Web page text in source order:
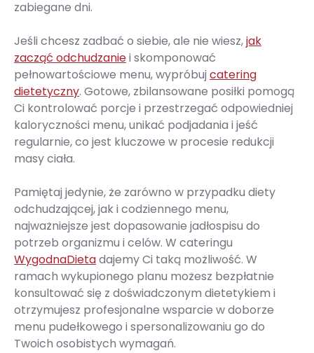
zabiegane dni.
Jeśli chcesz zadbać o siebie, ale nie wiesz,jak
zacząć odchudzaniei skomponować
pełnowartościowe menu, wypróbuj catering
dietetyczny. Gotowe, zbilansowane posiłki pomogą
Ci kontrolować porcje i przestrzegać odpowiedniej
kaloryczności menu, unikać podjadania i jeść
regularnie, co jest kluczowe w procesie redukcji
masy ciała.
Pamiętaj jedynie, że zarówno w przypadku diety
odchudzającej, jak i codziennego menu,
najważniejsze jest dopasowanie jadłospisu do
potrzeb organizmu i celów. W cateringu
WygodnaDietadajemy Ci taką możliwość. W
ramach wykupionego planu możesz bezpłatnie
konsultować się z doświadczonym dietetykiem i
otrzymujesz profesjonalne wsparcie w doborze
menu pudełkowego i spersonalizowaniu go do
Twoich osobistych wymagań.